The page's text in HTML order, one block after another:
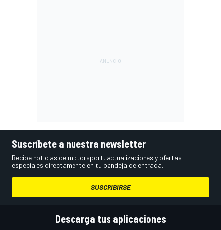
Suscríbete a nuestra newsletter
Recibe noticias de motorsport, actualizaciones y ofertas
especiales directamente en tu bandeja de entrada.
SUSCRIBIRSE
Descarga tus aplicaciones